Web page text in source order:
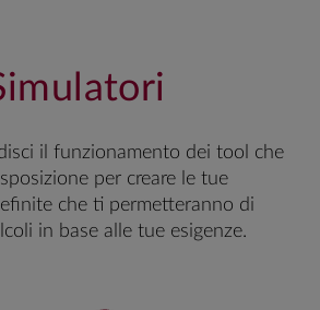
il funzionamento dei tool che
per creare le tue
che ti permetteranno di
in base alle tue esigenze.